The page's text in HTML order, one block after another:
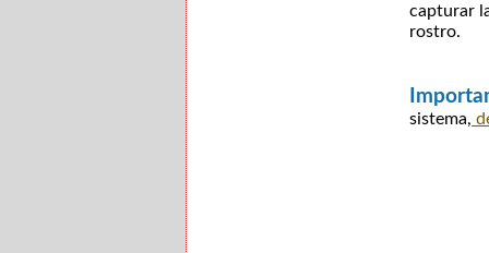
capturar
rostro.
sistema,